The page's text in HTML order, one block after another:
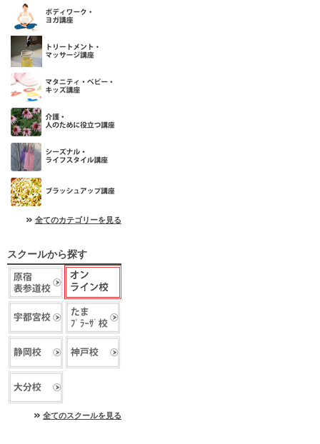
全てのカテゴリーを見る
スクールから探す
全てのスクールを見る